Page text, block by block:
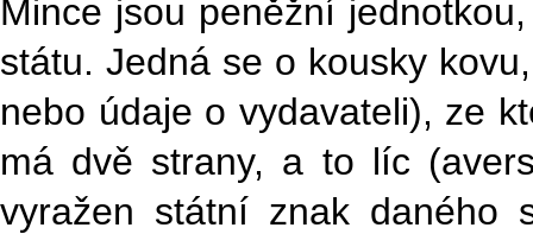
Mince jsou peněžní
státu. Jedná se o kousky
nebo údaje o vydavateli), ze
má dvě strany, a to líc
vyražen státní znak daného